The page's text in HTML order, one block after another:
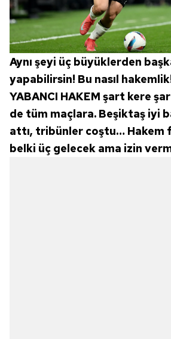
Aynı şeyi üç büyüklerden
yapabilirsin! Bu nasıl
YABANCI HAKEM şart kere
de tüm maçlara. Beşiktaş iyi
attı, tribünler coştu… Hakem
belki üç gelecek ama izin